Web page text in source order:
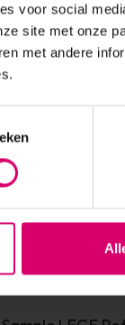
voor social
site met onze
met andere